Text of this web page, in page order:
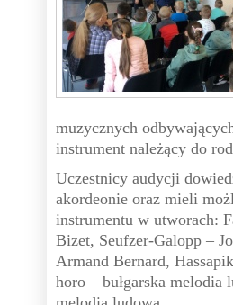
muzycznych
instrument należący do
Uczestnicy audycji
akordeonie oraz mieli
instrumentu w utworach:
Bizet, Seufzer-Galopp –
Armand Bernard,
horo – bułgarska melodia